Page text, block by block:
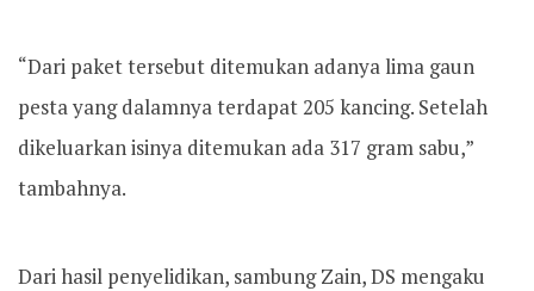
“Dari paket tersebut ditemukan adanya lima gaun
pesta yang dalamnya terdapat 205 kancing. Setelah
dikeluarkan isinya ditemukan ada 317 gram sabu,”
tambahnya.
Dari hasil penyelidikan, sambung Zain, DS mengaku